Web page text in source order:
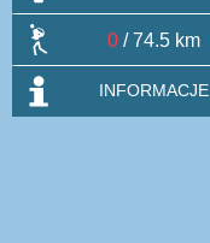
0/ 74.5 km
INFORMACJE